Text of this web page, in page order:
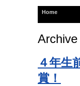
Home
４年生
賞！